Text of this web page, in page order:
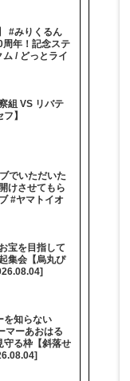
#みりくるん
周年！記念ステ
/ どっとライ
組 VS リバテ
】
でいただいた
けさせてもら
#ヤマトイオ
宝を目指して
集会【烏丸ぴ
を知らない
マーあおはる
守る枠【斜落せ